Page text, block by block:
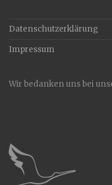
Datenschutzerklärung
Impressum
Wir bedanken uns bei